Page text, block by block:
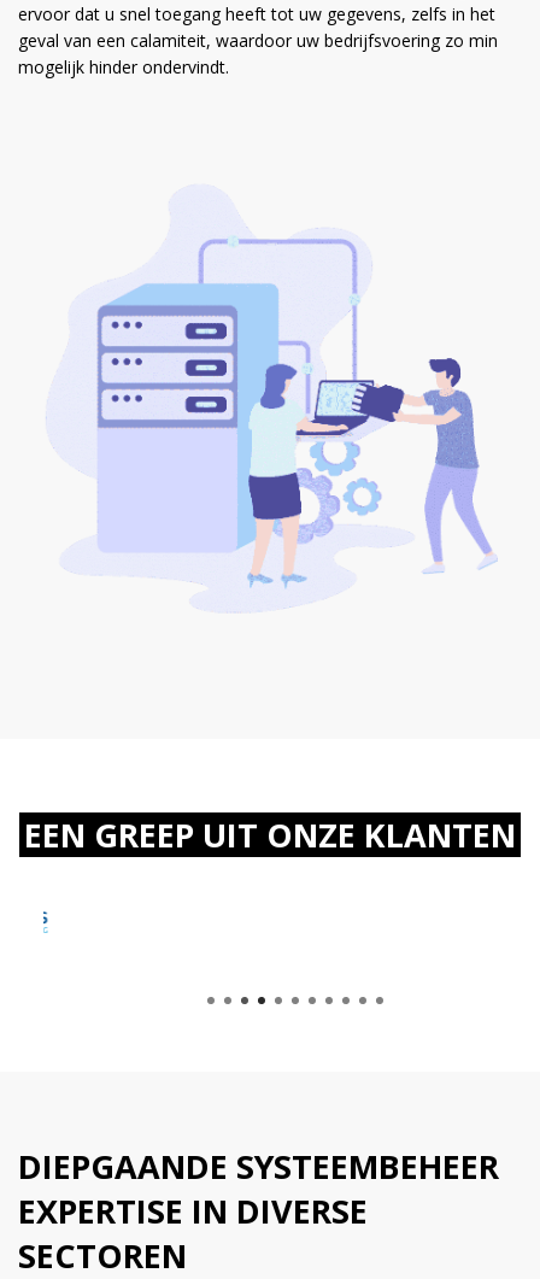
ervoor dat u snel toegang heeft tot uw gegevens, zelfs in het
geval van een calamiteit, waardoor uw bedrijfsvoering zo min
mogelijk hinder ondervindt.
EEN GREEP UIT ONZE KLANTEN
DIEPGAANDE SYSTEEMBEHEER
EXPERTISE IN DIVERSE
SECTOREN